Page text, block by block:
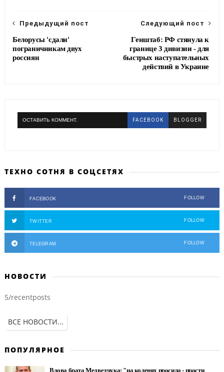
Следующий пост
Генштаб: РФ стянула к
границе 3 дивизии - для
быстрых наступательных
действий в Украине
Предыдущий пост
Белорусы 'сдали'
пограничникам двух
россиян
ОСТАВИТЬ КОММЕНТ. FACEBOOK BLOGGER
ТЕХНО СОТНЯ В СОЦСЕТЯХ
FACEBOOK FOLLOW
TWITTER FOLLOW
TELEGRAM FOLLOW
НОВОСТИ
5/recentposts
ВСЕ НОВОСТИ...
ПОПУЛЯРНОЕ
Вдова брата Медведчука: "на коленях просила - прости